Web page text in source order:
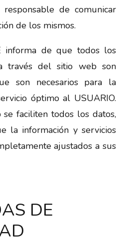
de comunicar
de los mismos.
informa de que todos los
través del sitio web son
son necesarios para la
óptimo al USUARIO.
faciliten todos los datos,
la información y servicios
ajustados a sus
DE